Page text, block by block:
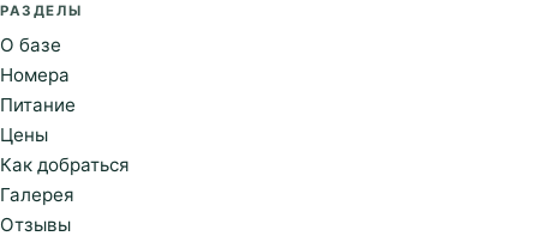
РАЗДЕЛЫ
О базе
Номера
Питание
Цены
Как добраться
Галерея
Отзывы